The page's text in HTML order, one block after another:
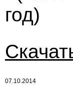
год)
07.10.2014